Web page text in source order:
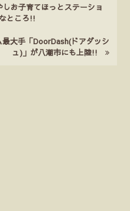
お子育てほっとステーショ
ところ!!
大手「DoorDash(ドアダッシ
ュ)」が八潮市にも上陸!!